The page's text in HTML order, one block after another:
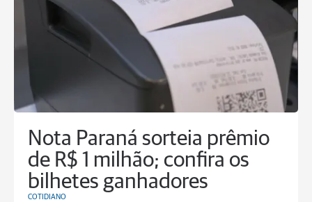
Nota Paraná sorteia prêmio
de R$ 1 milhão; confira os
bilhetes ganhadores
COTIDIANO